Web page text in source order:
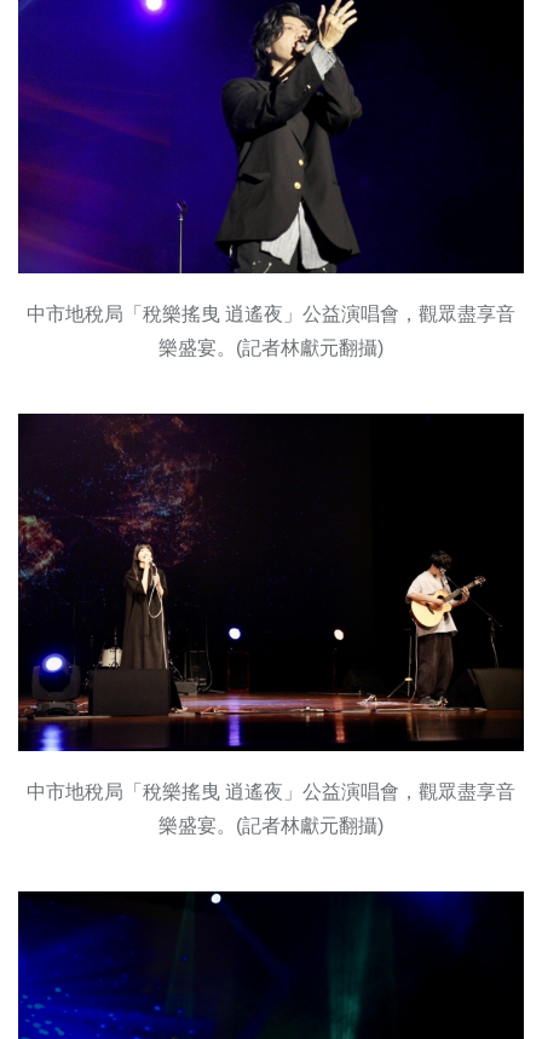
中市地稅局「稅樂搖曳 逍遙夜」公益演唱會，觀眾盡享音
樂盛宴。(記者林獻元翻攝)
中市地稅局「稅樂搖曳 逍遙夜」公益演唱會，觀眾盡享音
樂盛宴。(記者林獻元翻攝)